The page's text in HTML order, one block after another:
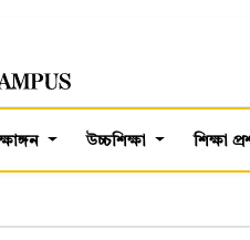
উচ্চশিক্ষা শিক্ষা